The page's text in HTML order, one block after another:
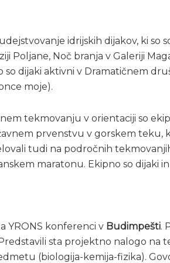
idrijskih dijakov, ki so
Poljane, Noč branja v Galeriji
dijaki aktivni v Dramatičnem
moje).
tekmovanju v orientaciji so
prvenstvu v gorskem teku,
tudi na področnih
maratonu. Ekipno so dijaki
YRONS konferenci v Budimpešti.
sta projektno nalogo na
(biologija-kemija-fizika).